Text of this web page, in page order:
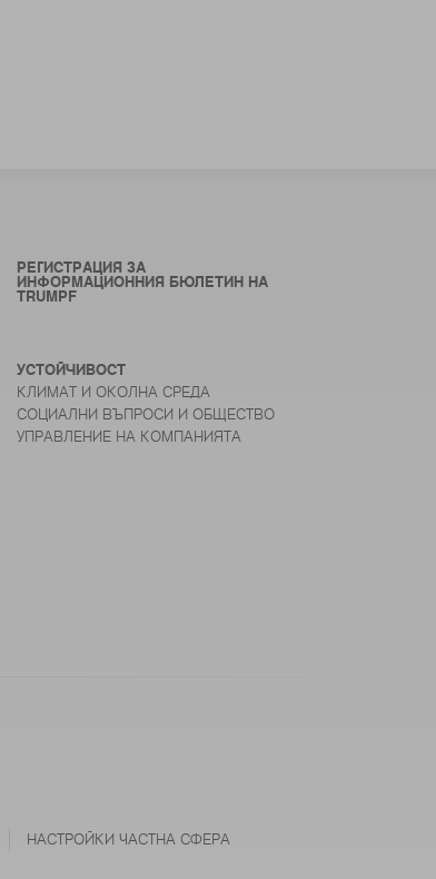
РЕГИСТРАЦИЯ ЗА
ИНФОРМАЦИОННИЯ БЮЛЕТИН НА
TRUMPF
УСТОЙЧИВОСТ
КЛИМАТ И ОКОЛНА СРЕДА
СОЦИАЛНИ ВЪПРОСИ И ОБЩЕСТВО
УПРАВЛЕНИЕ НА КОМПАНИЯТА
НАСТРОЙКИ ЧАСТНА СФЕРА